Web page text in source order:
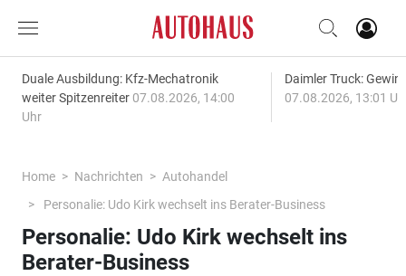
Duale Ausbildung: Kfz-Mechatronik
weiter Spitzenreiter 07.08.2026, 14:00
Uhr
Daimler Truck:
07.08.2026, 13:01
Home Nachrichten
Autohandel
Personalie: Udo Kirk wechselt ins Berater-Business
Personalie: Udo Kirk wechselt ins
Berater-Business